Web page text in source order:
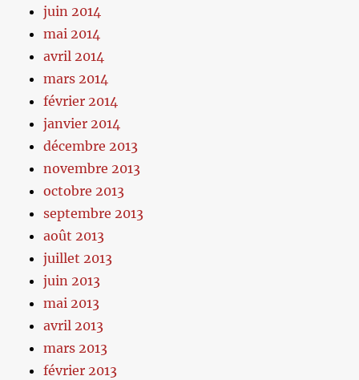
juin 2014
mai 2014
avril 2014
mars 2014
février 2014
janvier 2014
décembre 2013
novembre 2013
octobre 2013
septembre 2013
août 2013
juillet 2013
juin 2013
mai 2013
avril 2013
mars 2013
février 2013